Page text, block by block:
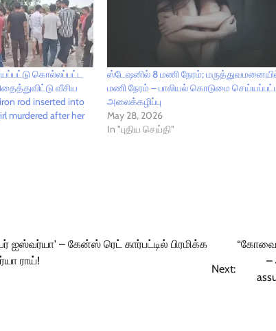
கொல்லப்பட்ட
வீசிய
rod inserted into
murdered after her
ஸ்டேஷனில் 8 மணி நேரம்;
மணி நேரம் – பாலியல் கொடுமை செய்யப்பட்ட
அலைக்கழிப்பு
May 28, 2026
In "புதிய செய்தி"
ஐஸ்வர்யா' – கேன்ஸ் ரெட் கார்பட்டில் பிரமிக்க
ராய்!
Next:
“கோவை
–